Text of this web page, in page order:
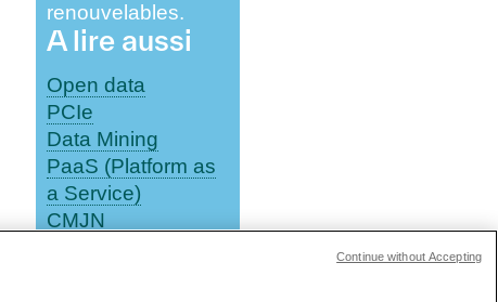
renouvelables.
A lire aussi
Open data
PCIe
Data Mining
PaaS (Platform as
a Service)
CMJN
Continue without Accepting